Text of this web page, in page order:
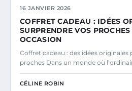
16 JANVIER 2026
COFFRET CADEAU : IDÉES
SURPRENDRE VOS
OCCASION
Coffret cadeau : des idées
proches Dans un monde où
CÉLINE ROBIN